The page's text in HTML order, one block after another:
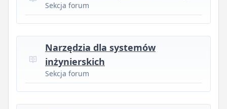
Sekcja forum
Narzędzia dla systemów
inżynierskich
Sekcja forum